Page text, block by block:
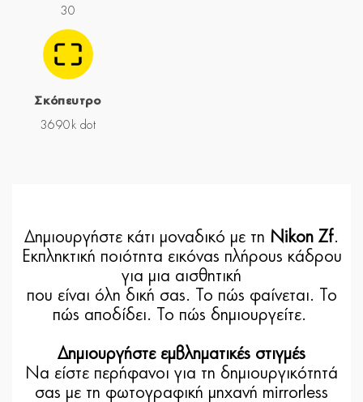
30
Σκόπευτρο
3690k dot
Δημιουργήστε κάτι μοναδικό με τη Nikon Zf.
Εκπληκτική ποιότητα εικόνας πλήρους κάδρου
για μια αισθητική
που είναι όλη δική σας. Το πώς φαίνεται. Το
πώς αποδίδει. Το πώς δημιουργείτε.
Δημιουργήστε εμβληματικές στιγμές
Να είστε περήφανοι για τη δημιουργικότητά
σας με τη φωτογραφική μηχανή mirrorless